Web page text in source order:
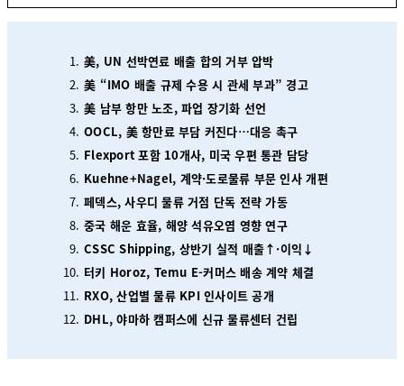
美, UN 선박연료 배출 합의 거부 압박
美 “IMO 배출 규제 수용 시 관세 부과” 경고
美 남부 항만 노조, 파업 장기화 선언
OOCL, 美 항만료 부담 커진다…대응 촉구
Flexport 포함 10개사, 미국 우편 통관 담당
Kuehne+Nagel, 계약·도로물류 부문 인사 개편
페덱스, 사우디 물류 거점 단독 전략 가동
중국 해운 효율, 해양 석유오염 영향 연구
CSSC Shipping, 상반기 실적 매출↑·이익↓
터키 Horoz, Temu E‑커머스 배송 계약 체결
RXO, 산업별 물류 KPI 인사이트 공개
DHL, 야마하 캠퍼스에 신규 물류센터 건립